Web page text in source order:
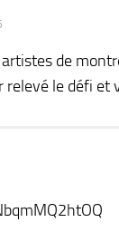
de
le défi et